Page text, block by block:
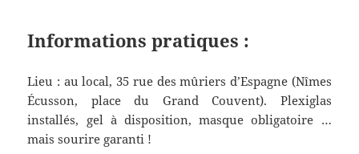
Informations pratiques :
Lieu : au local, 35 rue des mûriers d’Espagne (Nîmes
Écusson, place du Grand Couvent). Plexiglas
installés, gel à disposition, masque obligatoire …
mais sourire garanti !